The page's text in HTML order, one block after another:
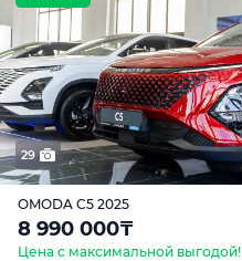
29
OMODA C5 2025
8 990 000₸
Цена с максимальной выгодой!